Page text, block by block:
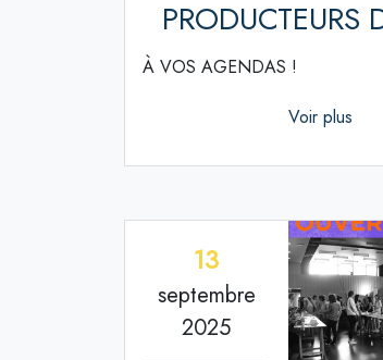
PRODUCTEURS
À VOS AGENDAS !
Voir plus
13
septembre
2025